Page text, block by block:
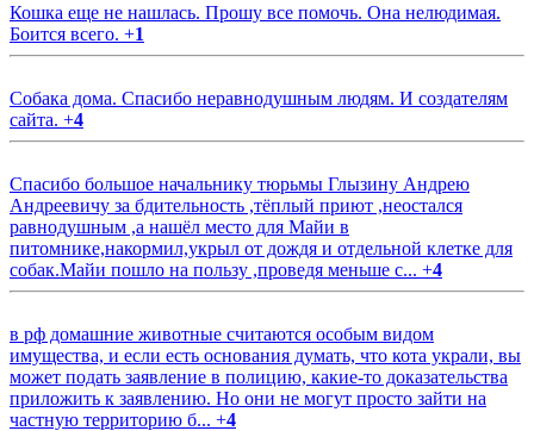
Кошка еще не нашлась. Прошу все помочь. Она нелюдимая.
Боится всего. +1
Собака дома. Спасибо неравнодушным людям. И создателям
сайта. +4
Спасибо большое начальнику тюрьмы Глызину Андрею
Андреевичу за бдительность ,тёплый приют ,неостался
равнодушным ,а нашёл место для Майи в
питомнике,накормил,укрыл от дождя и отдельной клетке для
собак.Майи пошло на пользу ,проведя меньше с... +4
в рф домашние животные считаются особым видом
имущества, и если есть основания думать, что кота украли, вы
может подать заявление в полицию, какие-то доказательства
приложить к заявлению. Но они не могут просто зайти на
частную территорию б... +4